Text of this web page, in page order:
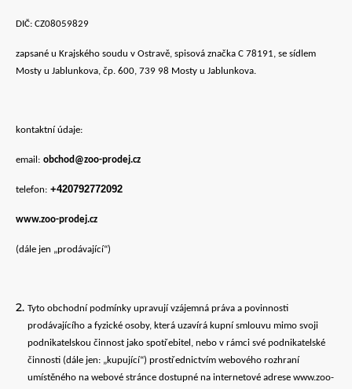
DIČ: CZ08059829
zapsané u Krajského soudu v Ostravě, spisová značka C 78191, se sídlem
Mosty u Jablunkova, čp. 600, 739 98 Mosty u Jablunkova.
kontaktní údaje:
email: obchod@zoo-prodej.cz
telefon: +420792772092
www.zoo-prodej.cz
(dále jen „prodávající“)
Tyto obchodní podmínky upravují vzájemná práva a povinnosti
prodávajícího a fyzické osoby, která uzavírá kupní smlouvu mimo svoji
podnikatelskou činnost jako spotřebitel, nebo v rámci své podnikatelské
činnosti (dále jen: „kupující“) prostřednictvím webového rozhraní
umístěného na webové stránce dostupné na internetové adrese www.zoo-